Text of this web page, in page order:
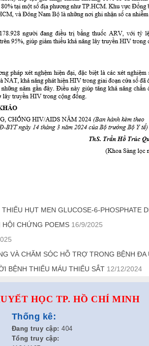
HỤT MEN GLUCOSE-6-PHOSPHATE
CHỨNG POEMS 16/9/2025
VÀ CHĂM SÓC HỖ TRỢ TRONG BỆNH ĐA
BỆNH THIẾU MÁU THIẾU SẮT 12/12/2024
HỌC TP. HỒ CHÍ MINH
Thống kê:
Đang truy cập: 404
Tổng truy cập: